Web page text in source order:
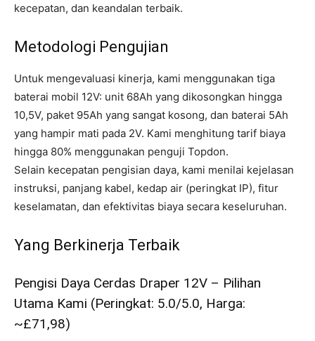
kecepatan, dan keandalan terbaik.
Metodologi Pengujian
Untuk mengevaluasi kinerja, kami menggunakan tiga
baterai mobil 12V: unit 68Ah yang dikosongkan hingga
10,5V, paket 95Ah yang sangat kosong, dan baterai 5Ah
yang hampir mati pada 2V. Kami menghitung tarif biaya
hingga 80% menggunakan penguji Topdon.
Selain kecepatan pengisian daya, kami menilai kejelasan
instruksi, panjang kabel, kedap air (peringkat IP), fitur
keselamatan, dan efektivitas biaya secara keseluruhan.
Yang Berkinerja Terbaik
Pengisi Daya Cerdas Draper 12V – Pilihan
Utama Kami (Peringkat: 5.0/5.0, Harga:
~£71,98)